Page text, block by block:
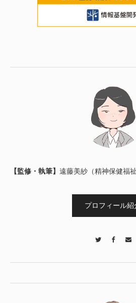
【監修・執筆】 遠藤美紗（精神保健福祉
プロフィール紹